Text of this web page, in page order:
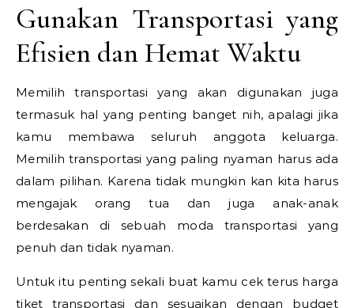
Gunakan Transportasi yang
Efisien dan Hemat Waktu
Memilih transportasi yang akan digunakan juga
termasuk hal yang penting banget nih, apalagi jika
kamu membawa seluruh anggota keluarga.
Memilih transportasi yang paling nyaman harus ada
dalam pilihan. Karena tidak mungkin kan kita harus
mengajak orang tua dan juga anak-anak
berdesakan di sebuah moda transportasi yang
penuh dan tidak nyaman.
Untuk itu penting sekali buat kamu cek terus harga
tiket transportasi dan sesuaikan dengan budget